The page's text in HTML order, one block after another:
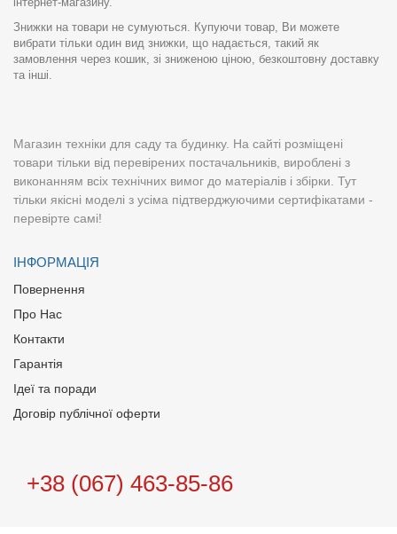
Знижки на товари не сумуються. Купуючи товар, Ви можете
вибрати тільки один вид знижки, що надається, такий як
замовлення через кошик, зі зниженою ціною, безкоштовну доставку
та інші.
Магазин техніки для саду та будинку. На сайті розміщені
товари тільки від перевірених постачальників, вироблені з
виконанням всіх технічних вимог до матеріалів і збірки. Тут
тільки якісні моделі з усіма підтверджуючими сертифікатами -
перевірте самі!
ІНФОРМАЦІЯ
Повернення
Про Нас
Контакти
Гарантія
Ідеї та поради
Договір публічної оферти
+38 (067) 463-85-86